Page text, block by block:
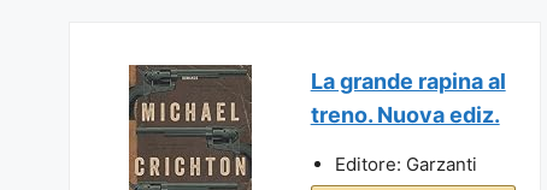
La grande rapina al
treno. Nuova ediz.
Editore: Garzanti